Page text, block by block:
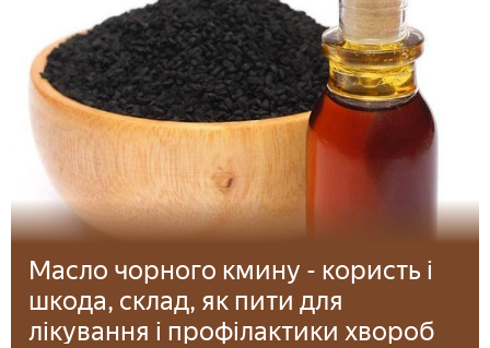
Масло чорного кмину - користь і
шкода, склад, як пити для
лікування і профілактики хвороб